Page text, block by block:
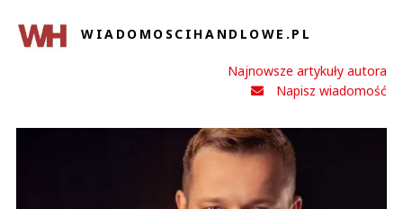
WIADOMOSCIHANDLOWE.PL
Najnowsze artykuły autora
Napisz wiadomość